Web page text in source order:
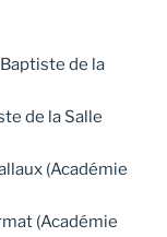
de la
de la Salle
(Académie
(Académie